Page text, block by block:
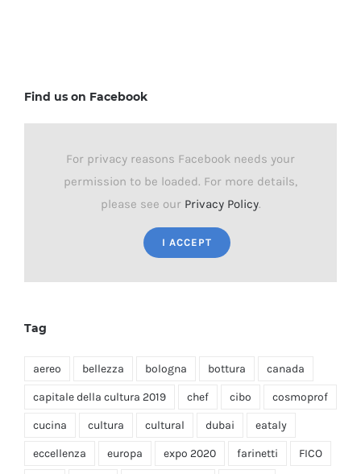
Find us on Facebook
For privacy reasons Facebook needs your
permission to be loaded. For more details,
please see our Privacy Policy.
I ACCEPT
Tag
aereo bellezza bologna bottura canada
capitale della cultura 2019 chef cibo cosmoprof
cucina cultura cultural dubai eataly
eccellenza europa expo 2020 farinetti FICO